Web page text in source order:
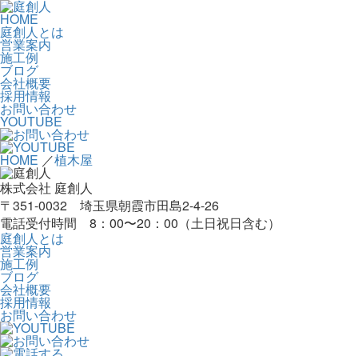
HOME
庭創人とは
営業案内
施工例
ブログ
会社概要
採用情報
お問い合わせ
YOUTUBE
HOME ／植木屋
株式会社 庭創人
〒351-0032 埼玉県朝霞市田島2-4-26
電話受付時間 8：00〜20：00（土日祝日含む）
庭創人とは
営業案内
施工例
ブログ
会社概要
採用情報
お問い合わせ